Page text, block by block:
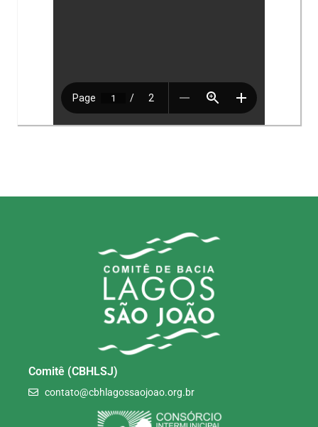
Comitê (CBHLSJ)
contato@cbhlagossaojoao.org.br